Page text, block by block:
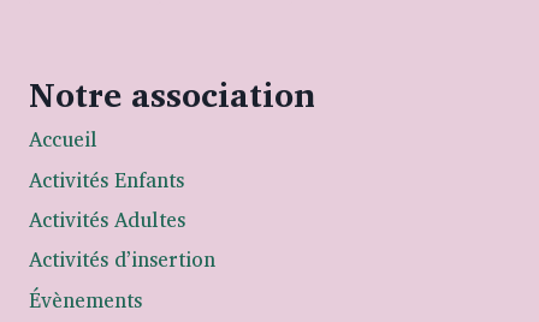
Notre association
Accueil
Activités Enfants
Activités Adultes
Activités d’insertion
Évènements